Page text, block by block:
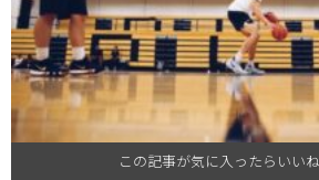
この記事が気に入ったらいい